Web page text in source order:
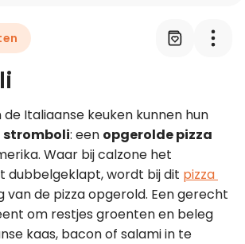
Leer koken als een chef
Italiaanse keuken kunnen hun
stromboli: een opgerolde pizza
Waar bij calzone het
dubbelgeklapt, wordt bij dit pizza
van de pizza opgerold. Een gerecht
om restjes groenten en beleg
kaas, bacon of salami in te